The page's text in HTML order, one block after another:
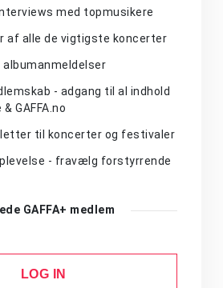
med topmusikere
af alle de vigtigste koncerter
albumanmeldelser
- adgang til al indhold
& GAFFA.no
til koncerter og festivaler
- fravælg forstyrrende
GAFFA+ medlem
LOG IN